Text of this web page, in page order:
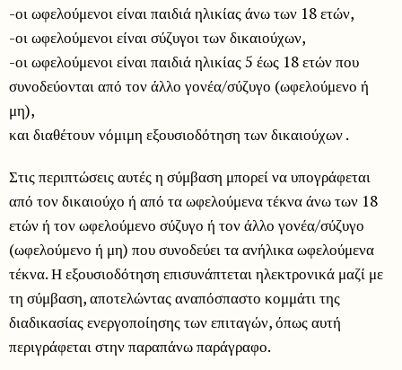
-οι ωφελούμενοι είναι παιδιά ηλικίας άνω των 18 ετών,
-οι ωφελούμενοι είναι σύζυγοι των δικαιούχων,
-οι ωφελούμενοι είναι παιδιά ηλικίας 5 έως 18 ετών που
συνοδεύονται από τον άλλο γονέα/σύζυγο (ωφελούμενο ή
μη),
και διαθέτουν νόμιμη εξουσιοδότηση των δικαιούχων .
Στις περιπτώσεις αυτές η σύμβαση μπορεί να υπογράφεται
από τον δικαιούχο ή από τα ωφελούμενα τέκνα άνω των 18
ετών ή τον ωφελούμενο σύζυγο ή τον άλλο γονέα/σύζυγο
(ωφελούμενο ή μη) που συνοδεύει τα ανήλικα ωφελούμενα
τέκνα. Η εξουσιοδότηση επισυνάπτεται ηλεκτρονικά μαζί με
τη σύμβαση, αποτελώντας αναπόσπαστο κομμάτι της
διαδικασίας ενεργοποίησης των επιταγών, όπως αυτή
περιγράφεται στην παραπάνω παράγραφο.